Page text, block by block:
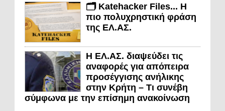
🗂️ Katehacker Files... Η
πιο πολυχρηστική φράση
της ΕΛ.ΑΣ.
Η ΕΛ.ΑΣ. διαψεύδει τις
αναφορές για απόπειρα
προσέγγισης ανήλικης
στην Κρήτη – Τι συνέβη
σύμφωνα με την επίσημη ανακοίνωση